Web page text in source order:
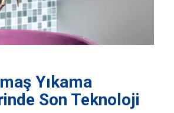
Yıkama
Son Teknoloji